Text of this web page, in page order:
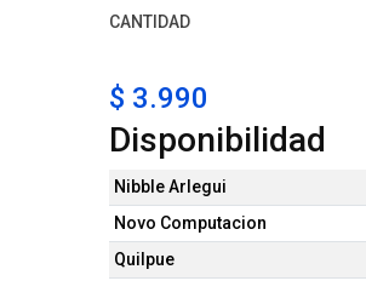
CANTIDAD
$ 3.990
Disponibilidad
Nibble Arlegui
Novo Computacion
Quilpue